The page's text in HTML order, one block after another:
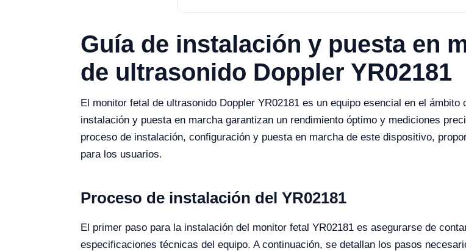
Guía de instalación y puesta en
de ultrasonido Doppler YR02181
El monitor fetal de ultrasonido Doppler YR02181 es un equipo esencial en el
instalación y puesta en marcha garantizan un rendimiento óptimo y mediciones
proceso de instalación, configuración y puesta en marcha de este dispositivo,
para los usuarios.
Proceso de instalación del YR02181
El primer paso para la instalación del monitor fetal YR02181 es asegurarse de
especificaciones técnicas del equipo. A continuación, se detallan los pasos